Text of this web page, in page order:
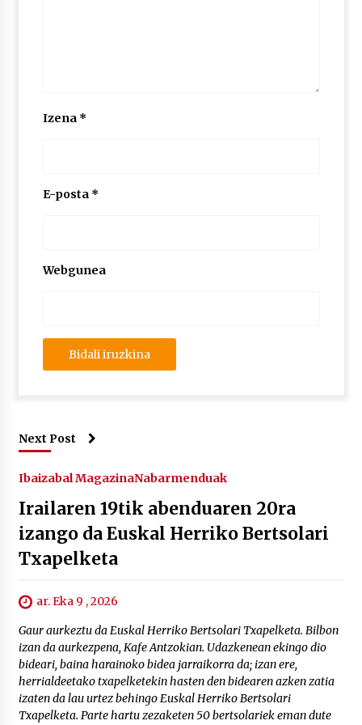
Izena *
E-posta *
Webgunea
Next Post
Ibaizabal MagazinaNabarmenduak
Irailaren 19tik abenduaren 20ra
izango da Euskal Herriko Bertsolari
Txapelketa
ar. Eka 9 , 2026
Gaur aurkeztu da Euskal Herriko Bertsolari Txapelketa. Bilbon
izan da aurkezpena, Kafe Antzokian. Udazkenean ekingo dio
bideari, baina harainoko bidea jarraikorra da; izan ere,
herrialdeetako txapelketekin hasten den bidearen azken zatia
izaten da lau urtez behingo Euskal Herriko Bertsolari
Txapelketa. Parte hartu zezaketen 50 bertsolariek eman dute